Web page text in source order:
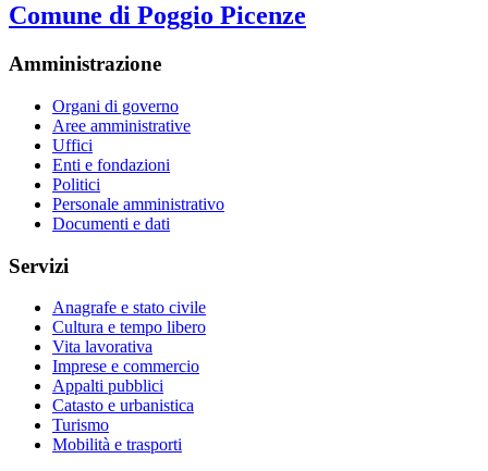
Comune di Poggio Picenze
Amministrazione
Organi di governo
Aree amministrative
Uffici
Enti e fondazioni
Politici
Personale amministrativo
Documenti e dati
Servizi
Anagrafe e stato civile
Cultura e tempo libero
Vita lavorativa
Imprese e commercio
Appalti pubblici
Catasto e urbanistica
Turismo
Mobilità e trasporti